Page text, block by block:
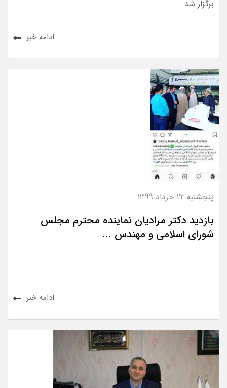
برگزار شد.
ادامه خبر
پنجشنبه 22 خرداد 1399
بازدید دکتر مرادیان نماینده محترم مجلس
شورای اسلامی و مهندس ...
ادامه خبر